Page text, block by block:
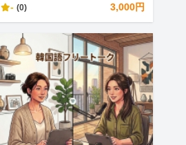
- (0) 3,000円